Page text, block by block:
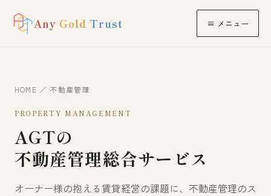
Any Gold Trust ≡ メニュー
HOME ／ 不動産管理
PROPERTY MANAGEMENT
AGTの
不動産管理総合サービス
オーナー様の抱える賃貸経営の課題に、不動産管理のス